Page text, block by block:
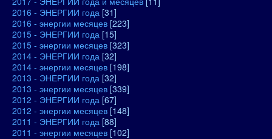
2016 - ЭНЕРГИИ года [31]
2016 - энергии месяцев [223]
2015 - ЭНЕРГИИ года [15]
2015 - энергии месяцев [323]
2014 - ЭНЕРГИИ года [32]
2014 - энергии месяцев [198]
2013 - ЭНЕРГИИ года [32]
2013 - энергии месяцев [339]
2012 - ЭНЕРГИИ года [67]
2012 - энергии месяцев [148]
2011 - ЭНЕРГИИ года [88]
2011 - энергии месяцев [102]